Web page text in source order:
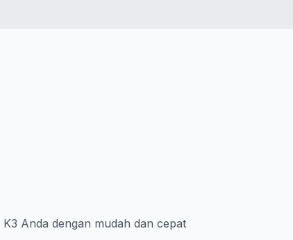
Anda dengan mudah dan cepat